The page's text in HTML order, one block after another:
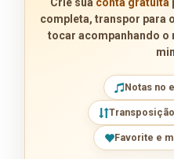
completa, transpor para
tocar acompanhando o
Notas no
Favorite e